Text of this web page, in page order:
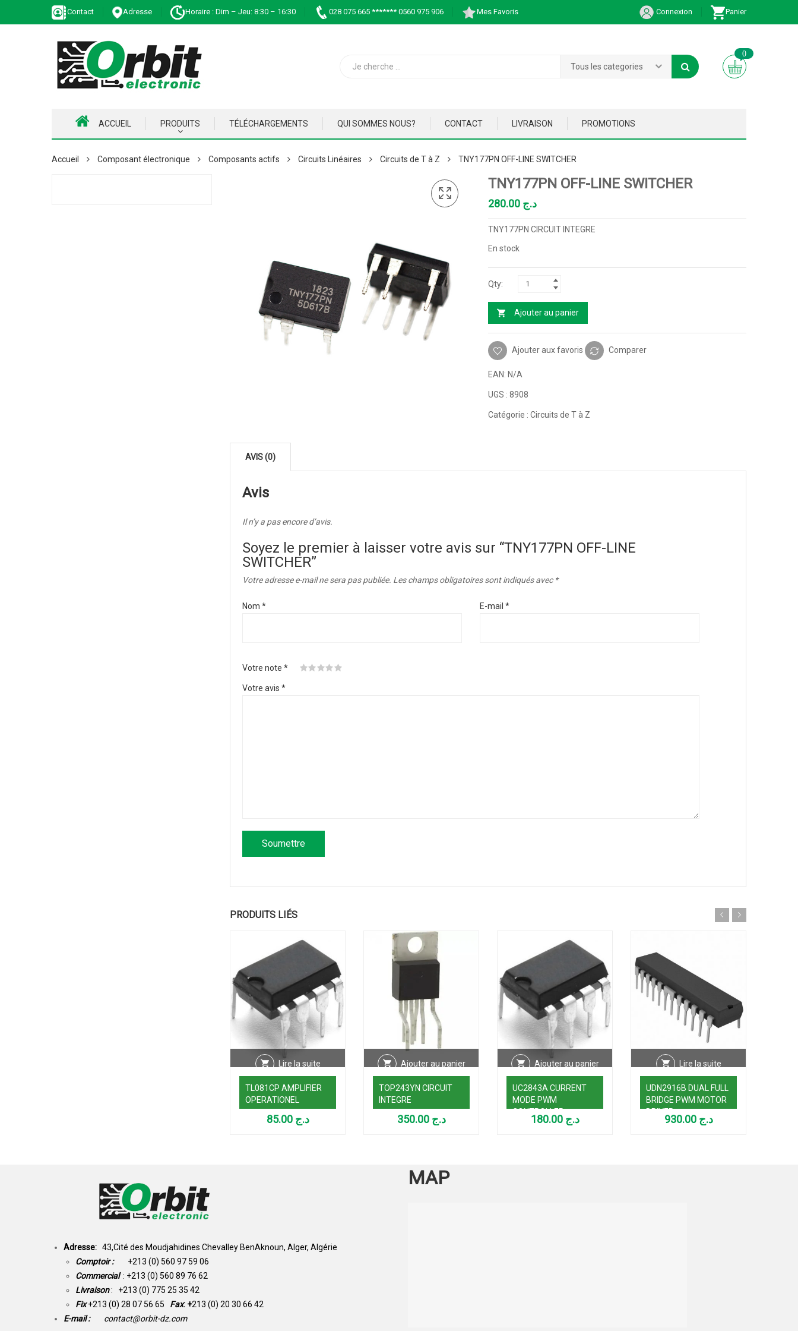
Contact Adresse Horaire : Dim – Jeu: 8:30 – 16:30 028 075 665 ******* 0560 975 906 Mes Favoris Connexion Panier
Tous les categories
0
ACCUEIL PRODUITS TÉLÉCHARGEMENTS QUI SOMMES NOUS? CONTACT LIVRAISON PROMOTIONS
Accueil Composant électronique Composants actifs Circuits Linéaires Circuits de T à Z TNY177PN OFF-LINE SWITCHER
TNY177PN OFF-LINE SWITCHER
د.ج
TNY177PN CIRCUIT INTEGRE
En stock
Ajouter au panier
Ajouter aux favoris Comparer
EAN: N/A
UGS : 8908
Catégorie : Circuits de T à Z
AVIS (0)
Avis
Il n’y a pas encore d’avis.
Soyez le premier à laisser votre avis sur “TNY177PN OFF-LINE
SWITCHER”
Votre adresse e-mail ne sera pas publiée. Les champs obligatoires sont indiqués avec *
Nom * E-mail *
Votre note *
Votre avis *
PRODUITS LIÉS
Lire la suite
TL081CP AMPLIFIER
OPERATIONEL
د.ج 85.00
Ajouter au panier
TOP243YN CIRCUIT
INTEGRE
د.ج 350.00
Ajouter au panier
UC2843A CURRENT
MODE PWM
CONTROLLER
د.ج 180.00
Lire la suite
UDN2916B DUAL FULL
BRIDGE PWM MOTOR
DRIVER
د.ج 930.00
Adresse: 43,Cité des Moudjahidines Chevalley BenAknoun, Alger, Algérie
Comptoir : +213 (0) 560 97 59 06
Commercial : +213 (0) 560 89 76 62
Livraison: +213 (0) 775 25 35 42
Fix +213 (0) 28 07 56 65 Fax: +213 (0) 20 30 66 42
E-mail :
contact@orbit-dz.com
MAP